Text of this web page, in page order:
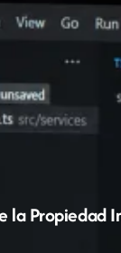
la